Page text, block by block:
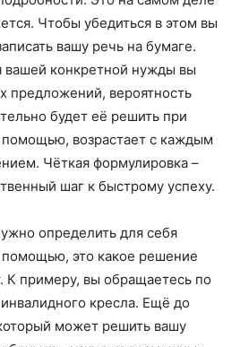
Чтобы убедиться в этом вы
вашу речь на бумаге.
вашей конкретной нужды вы
предложений, вероятность
будет её решить при
возрастает с каждым
Чёткая формулировка –
шаг к быстрому успеху.
определить для себя
это какое решение
К примеру, вы обращаетесь по
кресла. Ещё до
может решить вашу